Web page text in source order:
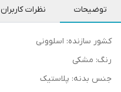
توضیحات نظرات کاربران
کشور سازنده: اسلوونی
رنگ: مشکی
جنس بدنه: پلاستیک